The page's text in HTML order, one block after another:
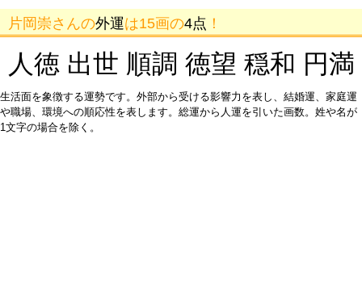
片岡崇さんの外運は15画の4点 ！
人徳 出世 順調 徳望 穏和 円満
生活面を象徴する運勢です。外部から受ける影響力を表し、結婚運、家庭運
や職場、環境への順応性を表します。総運から人運を引いた画数。姓や名が
1文字の場合を除く。